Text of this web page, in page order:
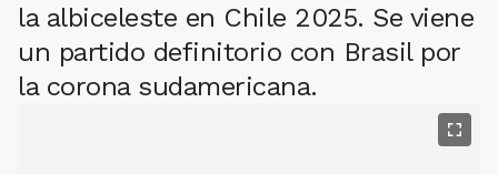
la albiceleste en Chile 2025. Se viene
un partido definitorio con Brasil por
la corona sudamericana.